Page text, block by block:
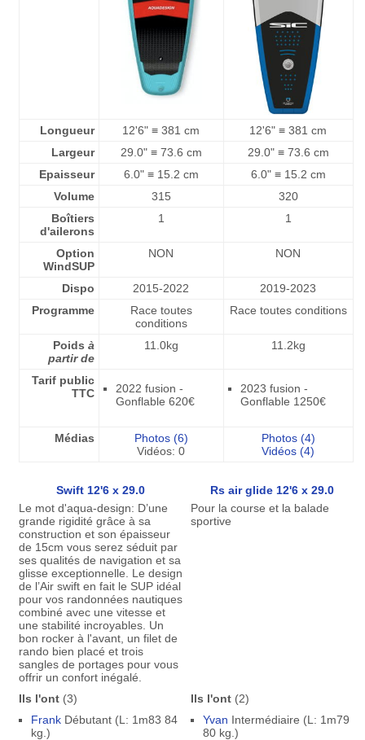
Longueur 12'6" ≡ 381 cm
12'6" ≡ 381 cm
Largeur
29.0" ≡ 73.6 cm
29.0" ≡ 73.6 cm
Epaisseur
6.0" ≡ 15.2 cm
6.0" ≡ 15.2 cm
Volume
315
320
Boîtiers
d'ailerons
1 1
Option
WindSUP
NON NON
Dispo 2015-2022
2019-2023
Programme
Race toutes
conditions
Race toutes conditions
Poids à
partir de
11.0kg 11.2kg
Tarif public
TTC
2022 fusion -
Gonflable 620€
2023 fusion -
Gonflable 1250€
Médias
Photos (6)
Vidéos: 0
Photos (4)
Vidéos (4)
Swift 12'6 x 29.0
Rs air glide 12'6 x 29.0
Le mot d'aqua-design: D’une
grande rigidité grâce à sa
construction et son épaisseur
de 15cm vous serez séduit par
ses qualités de navigation et sa
glisse exceptionnelle. Le design
de l’Air swift en fait le SUP idéal
pour vos randonnées nautiques
combiné avec une vitesse et
une stabilité incroyables. Un
bon rocker à l'avant, un filet de
rando bien placé et trois
sangles de portages pour vous
offrir un confort inégalé.
Pour la course et la balade
sportive
Ils l'ont(3)
FrankDébutant (L: 1m83 84
kg.)
Ils l'ont(2)
Yvan Intermédiaire (L: 1m79
80 kg.)